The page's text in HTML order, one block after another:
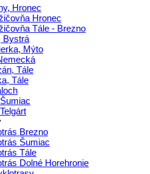
Hronec
Hronec
Tále - Brezno
Bystrá
Mýto
Tále
Tále
Brezno
Šumiac
Tále
Dolné Horehronie